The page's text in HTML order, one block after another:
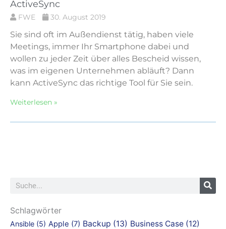
ActiveSync
FWE 30. August 2019
Sie sind oft im Außendienst tätig, haben viele
Meetings, immer Ihr Smartphone dabei und
wollen zu jeder Zeit über alles Bescheid wissen,
was im eigenen Unternehmen abläuft? Dann
kann ActiveSync das richtige Tool für Sie sein.
Weiterlesen »
Suche
Schlagwörter
Ansible (5) Apple (7) Backup (13) Business Case (12)